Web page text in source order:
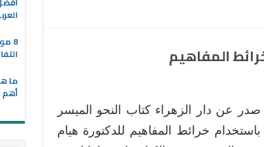
المفاهيم
صدر عن دار الزهراء كتاب النحو الميسر
باستخدام خرائط المفاهيم للدكتورة هيام
8
ما
أهم